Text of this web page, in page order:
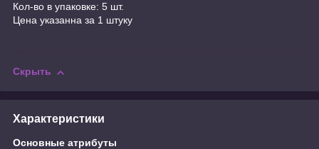
Кол-во в упаковке: 5 шт.
Цена указанна за 1 штуку
Скрыть
Характеристики
Основные атрибуты